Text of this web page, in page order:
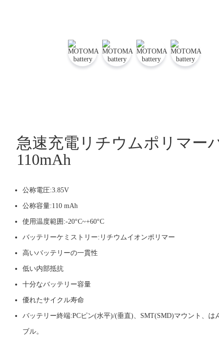
急速充電リチウムポリマー
110mAh
公称電圧:3.85V
公称容量:110 mAh
使用温度範囲:-20°C~+60°C
バッテリーケミストリー:リチウムイオンポリマー
高いバッテリーの一貫性
低い内部抵抗
十分なバッテリー容量
優れたサイクル寿命
バッテリー終端:PCピン(水平)/(垂直)、SMT(SMD)マウント、
ブル。